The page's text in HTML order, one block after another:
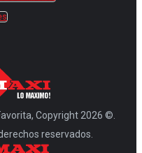
Copyright 2026 ©.
reservados.